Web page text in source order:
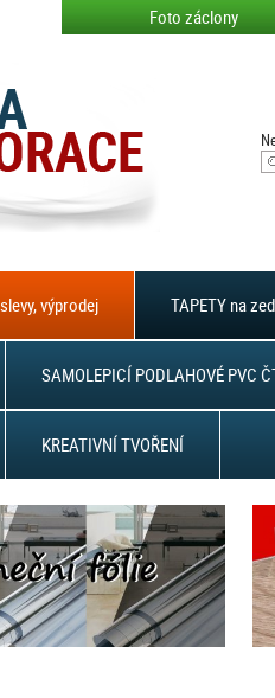
Foto záclony
výprodej TAPETY na
SAMOLEPICÍ PODLAHOVÉ PVC
KREATIVNÍ TVOŘENÍ